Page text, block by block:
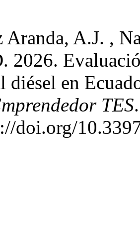
Aranda, A.J. ,
2026.
diésel en
TES
doi.org/